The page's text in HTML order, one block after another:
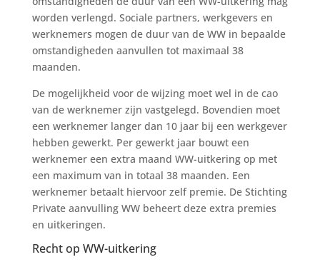
worden verlengd. Sociale partners, werkgevers en
werknemers mogen de duur van de WW in bepaalde
omstandigheden aanvullen tot maximaal 38
maanden.
De mogelijkheid voor de wijzing moet wel in de cao
van de werknemer zijn vastgelegd. Bovendien moet
een werknemer langer dan 10 jaar bij een werkgever
hebben gewerkt. Per gewerkt jaar bouwt een
werknemer een extra maand WW-uitkering op met
een maximum van in totaal 38 maanden. Een
werknemer betaalt hiervoor zelf premie. De Stichting
Private aanvulling WW beheert deze extra premies
en uitkeringen.
Recht op WW-uitkering